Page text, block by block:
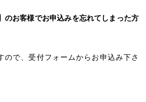
のお客様でお申込みを忘れてしまった方
ので、受付フォームからお申込み下さ